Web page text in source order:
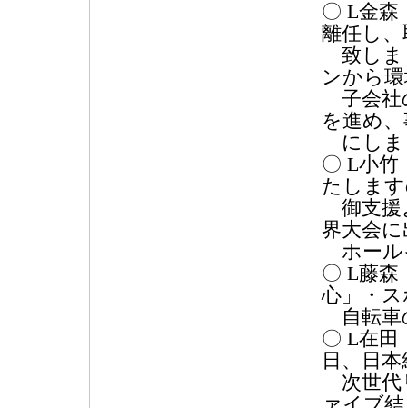
〇 L金
離任し
致しま
ンから
子会社
を進め
にしま
〇 L小
たしま
御支援
界大会
ホール
〇 L藤
心」・
自転車
〇 L在
日、日
次世代